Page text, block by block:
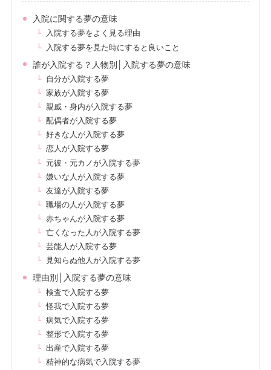
入院に関する夢の意味
入院する夢をよく見る理由
入院する夢を見た時にすると良いこと
誰が入院する？人物別│入院する夢の意味
自分が入院する夢
家族が入院する夢
親戚・身内が入院する夢
配偶者が入院する夢
好きな人が入院する夢
恋人が入院する夢
元彼・元カノが入院する夢
嫌いな人が入院する夢
友達が入院する夢
職場の人が入院する夢
赤ちゃんが入院する夢
亡くなった人が入院する夢
芸能人が入院する夢
見知らぬ他人が入院する夢
理由別│入院する夢の意味
検査で入院する夢
怪我で入院する夢
病気で入院する夢
整形で入院する夢
出産で入院する夢
精神的な病気で入院する夢